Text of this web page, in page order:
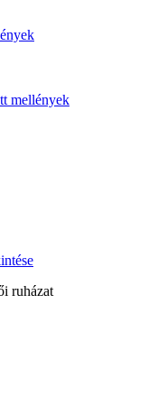
mellények
ruházat